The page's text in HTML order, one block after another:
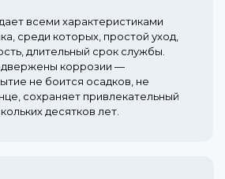
всеми характеристиками
среди которых, простой уход,
длительный срок службы.
коррозии —
не боится осадков, не
сохраняет привлекательный
десятков лет.